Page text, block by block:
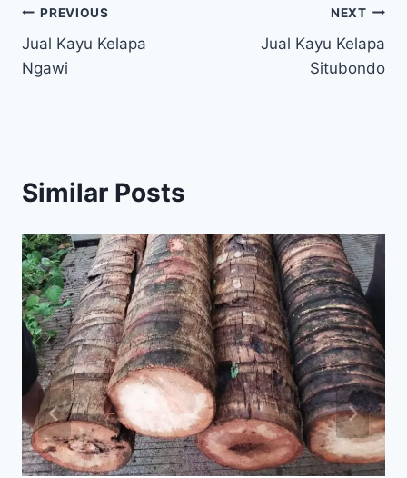
Navigasi
pos
PREVIOUS
Jual Kayu Kelapa
Ngawi
NEXT
Jual Kayu Kelapa
Situbondo
Similar Posts